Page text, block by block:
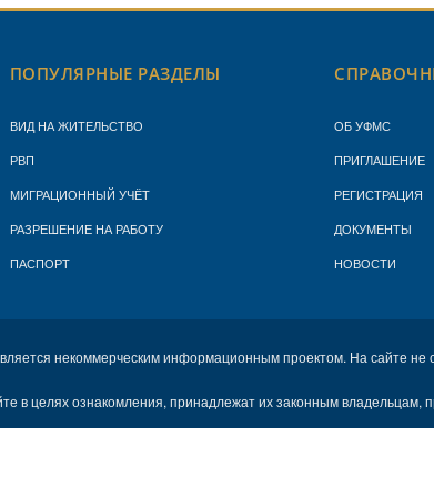
ПОПУЛЯРНЫЕ РАЗДЕЛЫ
ВИД НА ЖИТЕЛЬСТВО
РВП
МИГРАЦИОННЫЙ УЧЁТ
РАЗРЕШЕНИЕ НА РАБОТУ
ПАСПОРТ
ОБ УФМС
ПРИГЛАШЕНИЕ
РЕГИСТРАЦИЯ
ДОКУМЕНТЫ
НОВОСТИ
некоммерческим информационным проектом. На сайте
в целях ознакомления, принадлежат их законным владельцам,